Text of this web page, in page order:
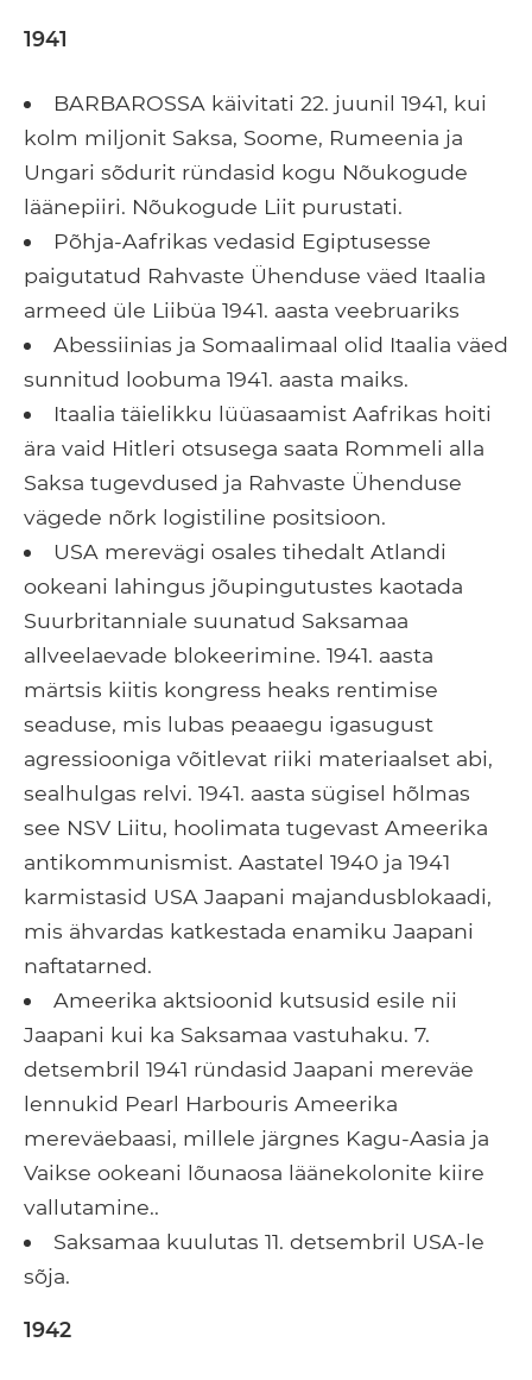
1941
BARBAROSSA käivitati 22. juunil 1941, kui
kolm miljonit Saksa, Soome, Rumeenia ja
Ungari sõdurit ründasid kogu Nõukogude
läänepiiri. Nõukogude Liit purustati.
Põhja-Aafrikas vedasid Egiptusesse
paigutatud Rahvaste Ühenduse väed Itaalia
armeed üle Liibüa 1941. aasta veebruariks
Abessiinias ja Somaalimaal olid Itaalia väed
sunnitud loobuma 1941. aasta maiks.
Itaalia täielikku lüüasaamist Aafrikas hoiti
ära vaid Hitleri otsusega saata Rommeli alla
Saksa tugevdused ja Rahvaste Ühenduse
vägede nõrk logistiline positsioon.
USA merevägi osales tihedalt Atlandi
ookeani lahingus jõupingutustes kaotada
Suurbritanniale suunatud Saksamaa
allveelaevade blokeerimine. 1941. aasta
märtsis kiitis kongress heaks rentimise
seaduse, mis lubas peaaegu igasugust
agressiooniga võitlevat riiki materiaalset abi,
sealhulgas relvi. 1941. aasta sügisel hõlmas
see NSV Liitu, hoolimata tugevast Ameerika
antikommunismist. Aastatel 1940 ja 1941
karmistasid USA Jaapani majandusblokaadi,
mis ähvardas katkestada enamiku Jaapani
naftatarned.
Ameerika aktsioonid kutsusid esile nii
Jaapani kui ka Saksamaa vastuhaku. 7.
detsembril 1941 ründasid Jaapani mereväe
lennukid Pearl Harbouris Ameerika
mereväebaasi, millele järgnes Kagu-Aasia ja
Vaikse ookeani lõunaosa läänekolonite kiire
vallutamine..
Saksamaa kuulutas 11. detsembril USA-le
sõja.
1942